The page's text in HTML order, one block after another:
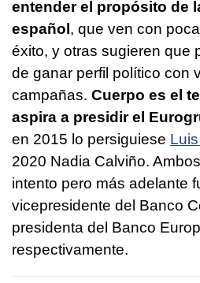
entender el propósito de
español, que ven con
éxito, y otras sugieren que
de ganar perfil político con
campañas. Cuerpo es el
aspira a presidir el
en 2015 lo persiguiese
2020 Nadia Calviño.
intento pero más adelante
vicepresidente del Banco
presidenta del Banco
respectivamente.